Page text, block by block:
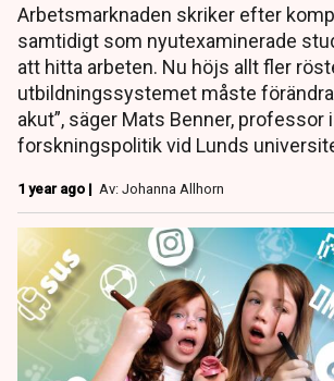
Arbetsmarknaden skriker efter
samtidigt som nyutexaminerade
att hitta arbeten. Nu höjs allt fler
utbildningssystemet måste
akut”, säger Mats Benner, professor i
forskningspolitik vid Lunds
1 year ago | Av: Johanna Allhorn